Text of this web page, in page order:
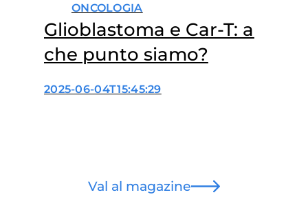
ONCOLOGIA
Glioblastoma e Car-T: a
che punto siamo?
2025-06-04T15:45:29
Val al magazine